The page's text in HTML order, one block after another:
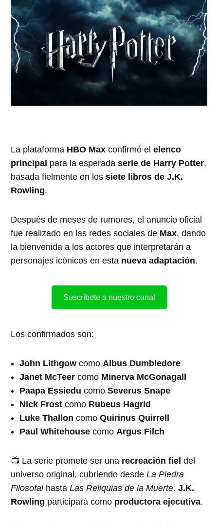
La plataforma HBO Max confirmó elelenco
principal para la esperadaserie de Harry Potter,
basada fielmente en lossiete libros de J.K.
Rowling.
Después de meses de rumores, el anuncio oficial
fue realizado en las redes sociales de Max, dando
la bienvenida a los actores que interpretarán a
personajes icónicos en esta nueva adaptación.
Suscríbete a nuestro canal
Los confirmados son:
John Lithgow como Albus Dumbledore
Janet McTeer como Minerva McGonagall
Paapa Essiedu comoSeverus Snape
Nick Frost como Rubeus Hagrid
Luke Thallon comoQuirinus Quirrell
Paul Whitehouse como Argus Filch
📺 La serie promete ser una recreación fiel del
universo original, cubriendo desdeLa Piedra
FilosofalhastaLas Reliquias de la Muerte.J.K.
Rowling participará como productora ejecutiva.